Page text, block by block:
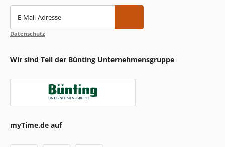
E-Mail-Adresse
Datenschutz
Wir sind Teil der Bünting Unternehmensgruppe
myTime.de auf